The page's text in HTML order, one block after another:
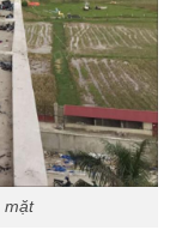
mặt